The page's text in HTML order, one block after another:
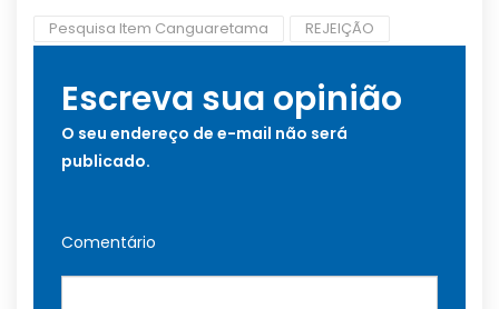
Pesquisa Item Canguaretama REJEIÇÃO
Escreva sua opinião
O seu endereço de e-mail não será
publicado.
Comentário